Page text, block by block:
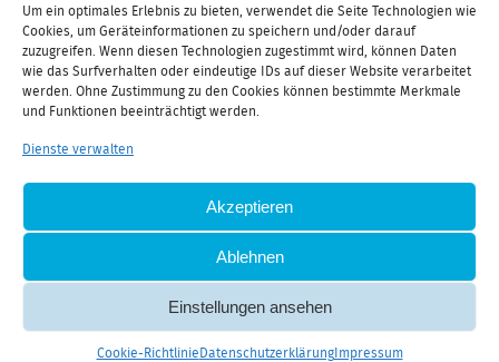
Um ein optimales Erlebnis zu bieten, verwendet die Seite Technologien wie
Cookies, um Geräteinformationen zu speichern und/oder darauf
zuzugreifen. Wenn diesen Technologien zugestimmt wird, können Daten
wie das Surfverhalten oder eindeutige IDs auf dieser Website verarbeitet
werden. Ohne Zustimmung zu den Cookies können bestimmte Merkmale
und Funktionen beeinträchtigt werden.
Dienste verwalten
Akzeptieren
Ablehnen
Einstellungen ansehen
Cookie-RichtlinieDatenschutzerklärungImpressum
Voriger Eintrag
Customer Journey
» Jetzt Anfrage starten
Fon | Cookie-Richtlinie (EU)
Datenschutzerklärung Impressum